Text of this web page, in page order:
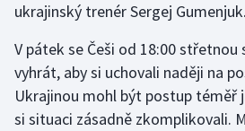
Plážový volejbal
Ragby
Rychlobruslení
ukrajinský trenér Sergej Gumenjuk.
V pátek se Češi od 18:00 střetnou
vyhrát, aby si uchovali naději na
Ukrajinou mohl být postup téměř
si situaci zásadně zkomplikovali.